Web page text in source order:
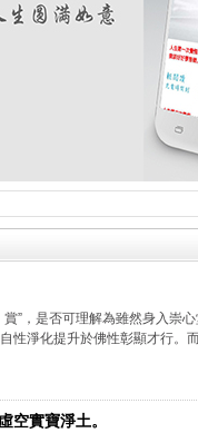
”，是否可理解為雖然身入崇
性淨化提升於佛性彰顯才行。
空實寶淨土。